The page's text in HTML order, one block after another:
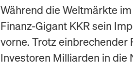
Während die Weltmärkte
Finanz-Gigant KKR sein
vorne. Trotz einbrechender
Investoren Milliarden in die